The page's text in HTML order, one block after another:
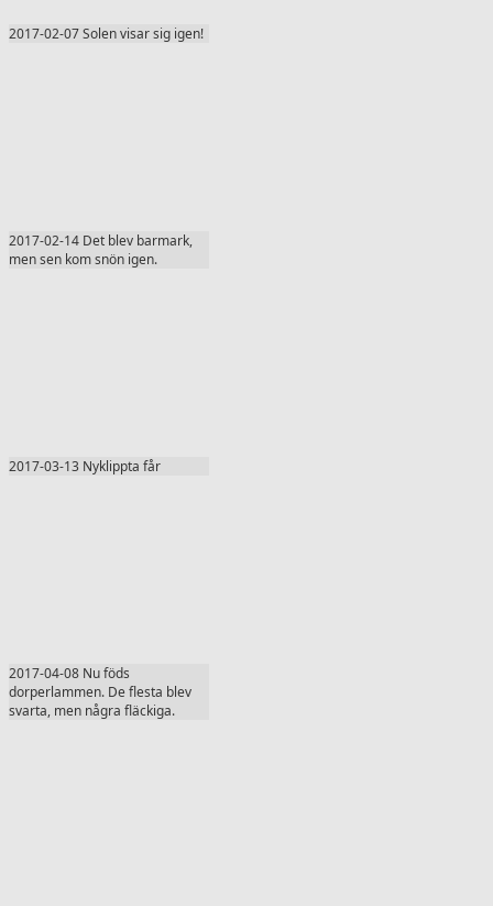
2017-02-07 Solen visar sig igen!
2017-02-14 Det blev barmark,
men sen kom snön igen.
2017-03-13 Nyklippta får
2017-04-08 Nu föds
dorperlammen. De flesta blev
svarta, men några fläckiga.